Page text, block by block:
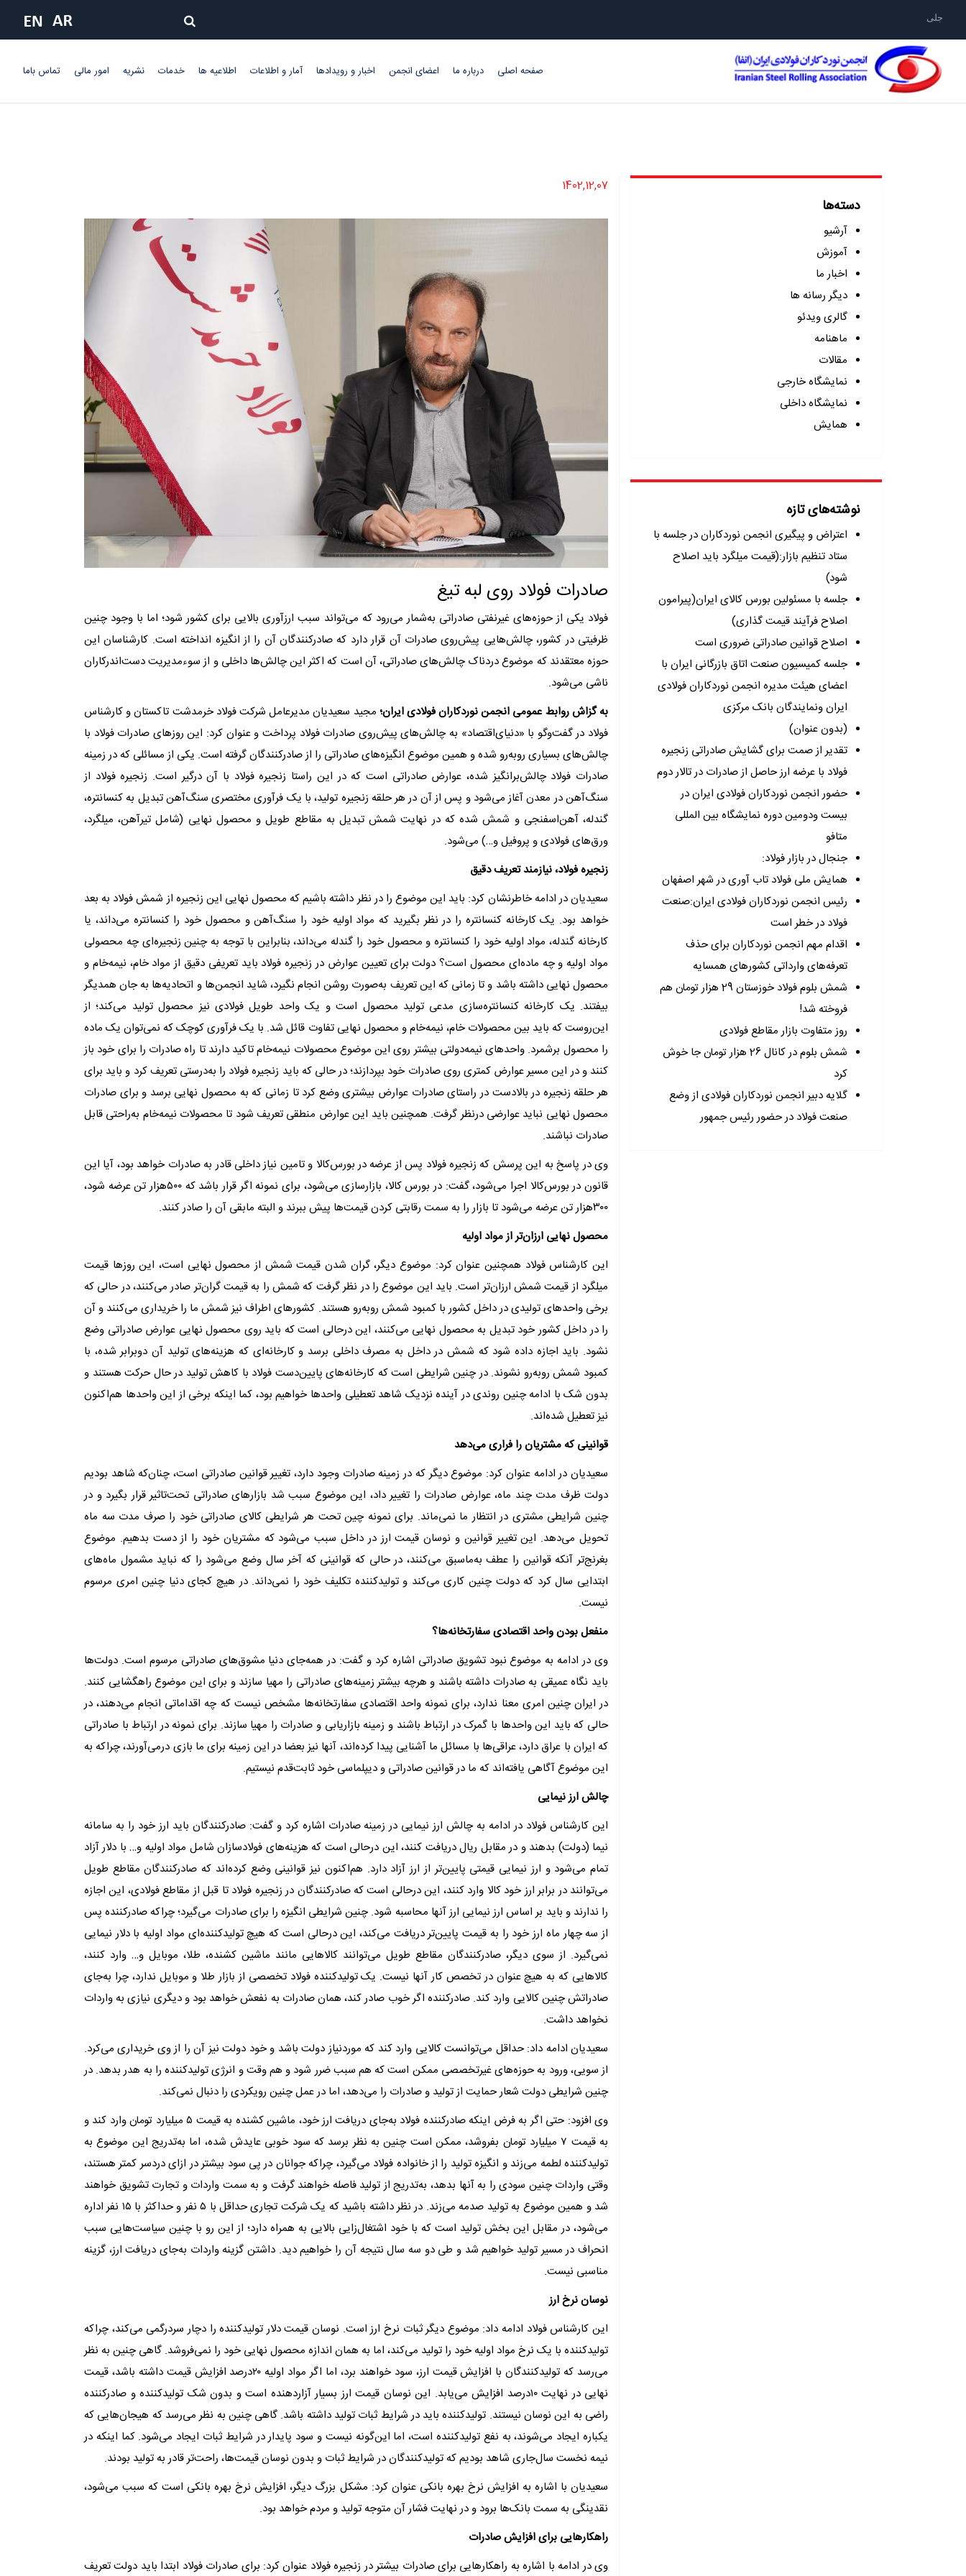
جلیقه نجات نور
صفحه اصلی درباره ما اعضای انجمن اخبار و رویدادها آمار و اطلاعات اطلاعیه ها خدمات نشریه امور مالی تماس باما
1402,12,07
صادرات فولاد روی لبه تیغ
فولاد یکی از حوزه‌‌های غیرنفتی صادراتی به‌‌شمار می‌رود که می‌تواند سبب ارزآوری بالایی برای کشور شود؛ اما با وجود چنین
ظرفیتی در کشور، چالش‌‌هایی پیش‌‌روی صادرات آن قرار دارد که صادرکنندگان آن را از انگیزه انداخته است. کارشناسان این
حوزه معتقدند که موضوع دردناک چالش‌‌های صادراتی، آن است که اکثر این چالش‌‌ها داخلی و از سوءمدیریت دست‌‌اندرکاران
ناشی می‌شود.
به گزاش روابط عمومی انجمن نوردکاران فولادی ایران؛ مجید سعیدیان مدیرعامل شرکت فولاد خرمدشت تاکستان و کارشناس
فولاد در گفت‌وگو با «دنیای‌اقتصاد» به چالش‌‌های پیش‌‌روی صادرات فولاد پرداخت و عنوان کرد: این روزهای صادرات فولاد با
چالش‌‌های بسیاری روبه‌‌رو شده و همین موضوع انگیزه‌‌های صادراتی را از صادرکنندگان گرفته است. یکی از مسائلی که در زمینه
صادرات فولاد چالش‌‌برانگیز شده، عوارض صادراتی است که در این راستا زنجیره فولاد با آن درگیر است. زنجیره فولاد از
سنگ‌‌آهن در معدن آغاز می‌شود و پس از آن در هر حلقه زنجیره تولید، با یک فرآوری مختصری سنگ‌‌آهن تبدیل به کنسانتره،
گندله، آهن‌‌اسفنجی و شمش شده که در نهایت شمش تبدیل به مقاطع طویل و محصول نهایی (شامل تیرآهن، میلگرد،
ورق‌‌های فولادی و پروفیل و…) می‌شود.
زنجیره فولاد، نیازمند تعریف دقیق
سعیدیان در ادامه خاطرنشان کرد: باید این موضوع را در نظر داشته باشیم که محصول نهایی این زنجیره از شمش فولاد به بعد
خواهد بود. یک کارخانه کنسانتره را در نظر بگیرید که مواد اولیه خود را سنگ‌‌آهن و محصول خود را کنسانتره می‌‌داند، یا
کارخانه گندله، مواد اولیه خود را کنسانتره و محصول خود را گندله می‌‌داند، بنابراین با توجه به چنین زنجیره‌‌ای چه محصولی
مواد اولیه و چه ماده‌‌ای محصول است؟ دولت برای تعیین عوارض در زنجیره فولاد باید تعریفی دقیق از مواد خام، نیمه‌‌خام و
محصول نهایی داشته باشد و تا زمانی که این تعریف به‌‌صورت روشن انجام نگیرد، شاید انجمن‌‌ها و اتحادیه‌‌ها به جان همدیگر
بیفتند. یک کارخانه کنسانتره‌‌سازی مدعی تولید محصول است و یک واحد طویل فولادی نیز محصول تولید می‌کند؛ از
این‌‌روست که باید بین محصولات خام، نیمه‌‌خام و محصول نهایی تفاوت قائل شد. با یک فرآوری کوچک که نمی‌توان یک ماده
را محصول برشمرد. واحدهای نیمه‌‌دولتی بیشتر روی این موضوع محصولات نیمه‌‌خام تاکید دارند تا راه صادرات را برای خود باز
کنند و در این مسیر عوارض کمتری روی صادرات خود بپردازند؛ در حالی که باید زنجیره فولاد را به‌‌درستی تعریف کرد و باید برای
هر حلقه زنجیره در بالادست در راستای صادرات عوارض بیشتری وضع کرد تا زمانی که به محصول نهایی برسد و برای صادرات
محصول نهایی نباید عوارضی درنظر گرفت. همچنین باید این عوارض منطقی تعریف شود تا محصولات نیمه‌‌خام به‌‌راحتی قابل
صادرات نباشند.
وی در پاسخ به این پرسش که زنجیره فولاد پس از عرضه در بورس‌کالا و تامین نیاز داخلی قادر به صادرات خواهد بود، آیا این
قانون در بورس‌کالا اجرا می‌شود، گفت: در بورس کالا، بازارسازی می‌شود، برای نمونه اگر قرار باشد که ۵۰۰‌هزار تن عرضه شود،
۳۰۰‌هزار تن عرضه می‌شود تا بازار را به سمت رقابتی کردن قیمت‌ها پیش ببرند و البته مابقی آن را صادر کنند.
محصول نهایی ارزان‌‌تر از مواد اولیه
این کارشناس فولاد همچنین عنوان کرد: موضوع دیگر، گران شدن قیمت شمش از محصول نهایی است، این روزها قیمت
میلگرد از قیمت شمش ارزان‌‌تر است. باید این موضوع را در نظر گرفت که شمش را به قیمت گران‌‌تر صادر می‌کنند، در حالی که
برخی واحدهای تولیدی در داخل کشور با کمبود شمش روبه‌‌رو هستند. کشورهای اطراف نیز شمش ما را خریداری می‌کنند و آن
را در داخل کشور خود تبدیل به محصول نهایی می‌کنند، این درحالی است که باید روی محصول نهایی عوارض صادراتی وضع
نشود. باید اجازه داده شود که شمش در داخل به مصرف داخلی برسد و کارخانه‌‌ای که هزینه‌‌های تولید آن دوبرابر شده، با
کمبود شمش روبه‌رو نشوند. در چنین شرایطی است که کارخانه‌‌های پایین‌‌دست فولاد با کاهش تولید در حال حرکت هستند و
بدون شک با ادامه چنین روندی در آینده نزدیک شاهد تعطیلی واحدها خواهیم بود، کما اینکه برخی از این واحدها هم‌‌اکنون
نیز تعطیل شده‌‌اند.
قوانینی که مشتریان را فراری می‌دهد
سعیدیان در ادامه عنوان کرد: موضوع دیگر که در زمینه صادرات وجود دارد، تغییر قوانین صادراتی است، چنان‌‌که شاهد بودیم
دولت ظرف مدت چند ماه، عوارض صادرات را تغییر داد، این موضوع سبب شد بازارهای صادراتی تحت‌‌تاثیر قرار بگیرد و در
چنین شرایطی مشتری در انتظار ما نمی‌‌ماند. برای نمونه چین تحت هر شرایطی کالای صادراتی خود را صرف مدت سه ماه
تحویل می‌دهد. این تغییر قوانین و نوسان قیمت ارز در داخل سبب می‌شود که مشتریان خود را از دست بدهیم. موضوع
بغرنج‌‌تر آنکه قوانین را عطف به‌‌ماسبق می‌کنند، در حالی که قوانینی که آخر سال وضع می‌شود را که نباید مشمول ماه‌‌های
ابتدایی سال کرد که دولت چنین کاری می‌کند و تولیدکننده تکلیف خود را نمی‌‌داند. در هیچ‌‌ کجای دنیا چنین امری مرسوم
نیست.
منفعل بودن واحد اقتصادی سفارتخانه‌‌ها؟
وی در ادامه به موضوع نبود تشویق صادراتی اشاره کرد و گفت: در همه‌‌جای دنیا مشوق‌‌های صادراتی مرسوم است. دولت‌‌ها
باید نگاه عمیقی به صادرات داشته باشند و هرچه بیشتر زمینه‌‌های صادراتی را مهیا سازند و برای این موضوع راهگشایی کنند.
در ایران چنین امری معنا ندارد، برای نمونه واحد اقتصادی سفارتخانه‌‌ها مشخص نیست که چه اقداماتی انجام می‌دهند، در
حالی که باید این واحدها با گمرک در ارتباط باشند و زمینه بازاریابی و صادرات را مهیا سازند. برای نمونه در ارتباط با صادراتی
که ایران با عراق دارد، عراقی‌‌ها با مسائل ما آشنایی پیدا کرده‌‌اند، آنها نیز بعضا در این زمینه برای ما بازی درمی‌‌آورند، چراکه به
این موضوع آگاهی یافته‌‌اند که ما در قوانین صادراتی و دیپلماسی خود ثابت‌‌قدم نیستیم.
چالش ارز نیمایی
این کارشناس فولاد در ادامه به چالش ارز نیمایی در زمینه صادرات اشاره کرد و گفت: صادرکنندگان باید ارز خود را به سامانه
نیما (دولت) بدهند و در مقابل ریال دریافت کنند، این درحالی است که هزینه‌‌های فولادسازان شامل مواد اولیه و… با دلار آزاد
تمام می‌شود و ارز نیمایی قیمتی پایین‌‌تر از ارز آزاد دارد. هم‌‌اکنون نیز قوانینی وضع کرده‌‌اند که صادرکنندگان مقاطع طویل
می‌توانند در برابر ارز خود کالا وارد کنند، این درحالی است که صادرکنندگان در زنجیره فولاد تا قبل از مقاطع فولادی، این اجازه
را ندارند و باید بر اساس ارز نیمایی ارز آنها محاسبه شود. چنین شرایطی انگیزه را برای صادرات می‌گیرد؛ چراکه صادرکننده پس
از سه چهار ماه ارز خود را به قیمت پایین‌‌تر دریافت می‌کند، این درحالی است که هیچ تولیدکننده‌‌ای مواد اولیه با دلار نیمایی
نمی‌گیرد. از سوی دیگر، صادرکنندگان مقاطع طویل می‌توانند کالاهایی مانند ماشین کشنده، طلا، موبایل و… وارد کنند،
کالاهایی که به هیچ عنوان در تخصص کار آنها نیست. یک تولیدکننده فولاد تخصصی از بازار طلا و موبایل ندارد، چرا به‌‌جای
صادراتش چنین کالایی وارد کند. صادرکننده اگر خوب صادر کند، همان صادرات به نفعش خواهد بود و دیگری نیازی به واردات
نخواهد داشت.
سعیدیان ادامه داد: حداقل می‌توانست کالایی وارد کند که موردنیاز دولت باشد و خود دولت نیز آن را از وی خریداری می‌‌کرد.
از سویی، ورود به حوزه‌‌های غیرتخصصی ممکن است که هم سبب ضرر شود و هم وقت و انرژی تولیدکننده را به هدر بدهد. در
چنین شرایطی دولت شعار حمایت از تولید و صادرات را می‌دهد، اما در عمل چنین رویکردی را دنبال نمی‌‌کند.
وی افزود: حتی اگر به فرض اینکه صادرکننده فولاد به‌‌جای دریافت ارز خود، ماشین کشنده به قیمت ۵ میلیارد تومان وارد کند و
به قیمت ۷ میلیارد تومان بفروشد، ممکن است چنین به نظر برسد که سود خوبی عایدش شده، اما به‌‌تدریج این موضوع به
تولیدکننده لطمه می‌‌زند و انگیزه تولید را از خانواده فولاد می‌گیرد، چراکه جوانان در پی سود بیشتر در ازای دردسر کمتر هستند،
وقتی واردات چنین سودی را به آنها بدهد، به‌‌تدریج از تولید فاصله خواهند گرفت و به سمت واردات و تجارت تشویق خواهند
شد و همین موضوع به تولید صدمه می‌‌زند. در نظر داشته باشید که یک شرکت تجاری حداقل با ۵ نفر و حداکثر با ۱۵ نفر اداره
می‌شود، در مقابل این بخش تولید است که با خود اشتغال‌زایی بالایی به همراه دارد؛ از این رو با چنین سیاست‌‌هایی سبب
انحراف در مسیر تولید خواهیم شد و طی دو سه سال نتیجه آن را خواهیم دید. داشتن گزینه واردات به‌‌جای دریافت ارز، گزینه
مناسبی نیست.
نوسان نرخ ارز
این کارشناس فولاد ادامه داد: موضوع دیگر ثبات نرخ ارز است. نوسان قیمت دلار تولیدکننده را دچار سردرگمی می‌کند، چراکه
تولیدکننده با یک نرخ مواد اولیه خود را تولید می‌کند، اما به همان اندازه محصول نهایی خود را نمی‌‌فروشد. گاهی چنین به نظر
می‌رسد که تولیدکنندگان با افزایش قیمت ارز، سود خواهند برد، اما اگر مواد اولیه ۲۰‌درصد افزایش قیمت داشته باشد، قیمت
نهایی در نهایت ۱۰‌درصد افزایش می‌‌یابد. این نوسان قیمت ارز بسیار آزاردهنده است و بدون شک تولیدکننده و صادرکننده
راضی به این نوسان نیستند. تولیدکننده باید در شرایط ثبات تولید داشته باشد. گاهی چنین به نظر می‌رسد که هیجان‌‌هایی که
یکباره ایجاد می‌‌شوند، به نفع تولیدکننده است، اما این‌‌‌‌گونه نیست و سود پایدار در شرایط ثبات ایجاد می‌شود. کما اینکه در
نیمه نخست سال‌جاری شاهد بودیم که تولیدکنندگان در شرایط ثبات و بدون نوسان قیمت‌ها، راحت‌‌تر قادر به تولید بودند.
سعیدیان با اشاره به افزایش نرخ بهره بانکی عنوان کرد: مشکل بزرگ دیگر، افزایش نرخ بهره بانکی است که سبب می‌شود،
نقدینگی به سمت بانک‌ها برود و در نهایت فشار آن متوجه تولید و مردم خواهد بود.
راهکارهایی برای افزایش صادرات
وی در ادامه با اشاره به راهکارهایی برای صادرات بیشتر در زنجیره فولاد عنوان کرد: برای صادرات فولاد ابتدا باید دولت تعریف
دسته‌ها
آرشیو
آموزش
اخبار ما
دیگر رسانه ها
گالری ویدئو
ماهنامه
مقالات
نمایشگاه خارجی
نمایشگاه داخلی
همایش
نوشته‌های تازه
اعتراض و پیگیری انجمن نوردکاران در جلسه با
ستاد تنظیم بازار:(قیمت میلگرد باید اصلاح
شود)
جلسه با مسئولین بورس کالای ایران(پیرامون
اصلاح فرآیند قیمت گذاری)
اصلاح قوانین صادراتی ضروری است
جلسه کمیسیون صنعت اتاق بازرگانی ایران با
اعضای هیئت مدیره انجمن نوردکاران فولادی
ایران ونمایندگان بانک مرکزی
(بدون عنوان)
تقدیر از صمت برای گشایش صادراتی زنجیره
فولاد با عرضه ارز حاصل از صادرات در تالار دوم
حضور انجمن نوردکاران فولادی ایران در
بیست ودومین دوره نمایشگاه بین المللی
متافو
جنجال در بازار فولاد:
همایش ملی فولاد تاب آوری در شهر اصفهان
رئیس انجمن نوردکاران فولادی ایران:صنعت
فولاد در خطر است
اقدام مهم انجمن نوردکاران برای حذف
تعرفه‌های وارداتی کشورهای همسایه
شمش بلوم فولاد خوزستان 29 هزار تومان هم
فروخته شد!
روز متفاوت بازار مقاطع فولادی
شمش بلوم در کانال 26 هزار تومان جا خوش
کرد
گلایه دبیر انجمن نوردکاران فولادی از وضع
صنعت فولاد در حضور رئیس جمهور